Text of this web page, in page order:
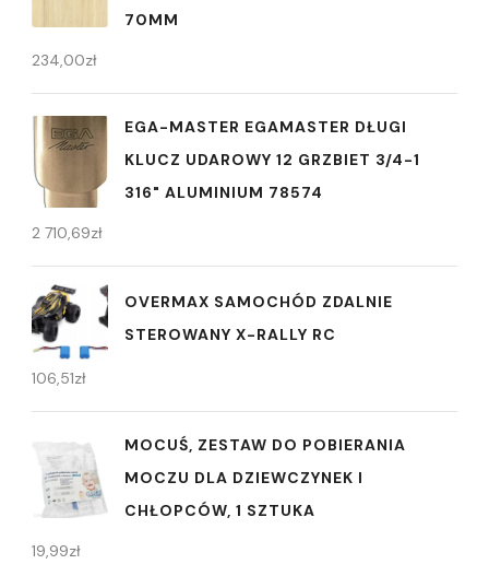
70MM
234,00zł
EGA-MASTER EGAMASTER DŁUGI
KLUCZ UDAROWY 12 GRZBIET 3/4-1
316" ALUMINIUM 78574
2 710,69zł
OVERMAX SAMOCHÓD ZDALNIE
STEROWANY X-RALLY RC
106,51zł
MOCUŚ, ZESTAW DO POBIERANIA
MOCZU DLA DZIEWCZYNEK I
CHŁOPCÓW, 1 SZTUKA
19,99zł